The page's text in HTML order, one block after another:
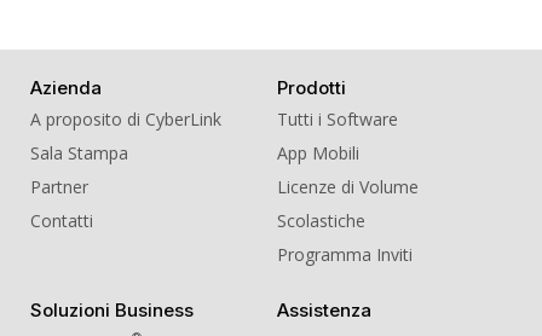
Azienda
A proposito di CyberLink
Sala Stampa
Partner
Contatti
Prodotti
Tutti i Software
App Mobili
Licenze di Volume
Scolastiche
Programma Inviti
Soluzioni Business
Assistenza